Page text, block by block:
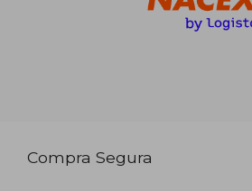
Compra Segura